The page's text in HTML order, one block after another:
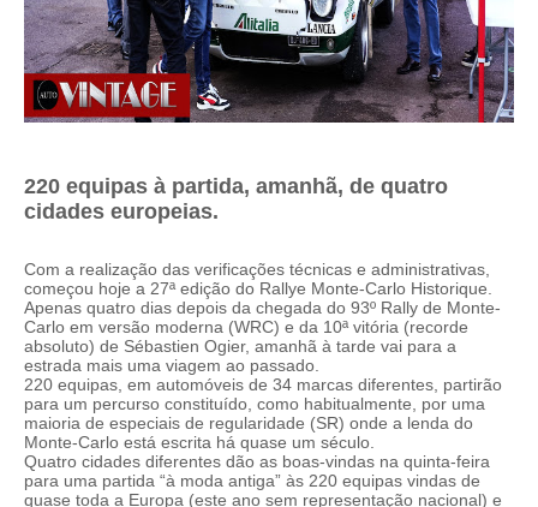
220 equipas à partida, amanhã, de quatro
cidades europeias.
Com a realização das verificações técnicas e administrativas,
começou hoje a 27ª edição do Rallye Monte-Carlo Historique.
Apenas quatro dias depois da chegada do 93º Rally de Monte-
Carlo em versão moderna (WRC) e da 10ª vitória (recorde
absoluto) de Sébastien Ogier, amanhã à tarde vai para a
estrada mais uma viagem ao passado.
220 equipas, em automóveis de 34 marcas diferentes, partirão
para um percurso constituído, como habitualmente, por uma
maioria de especiais de regularidade (SR) onde a lenda do
Monte-Carlo está escrita há quase um século.
Quatro cidades diferentes dão as boas-vindas na quinta-feira
para uma partida “à moda antiga” às 220 equipas vindas de
quase toda a Europa (este ano sem representação nacional) e